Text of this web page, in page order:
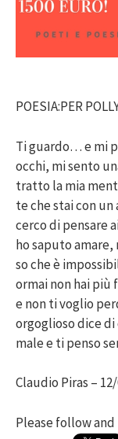
POESIA:PER
Ti guardo… e mi
occhi, mi sento
tratto la mia
te che stai con
cerco di pensare
ho saputo
so che è
ormai non hai più
e non ti voglio
orgoglioso dice di
male e ti penso
Claudio Piras –
Please follow and